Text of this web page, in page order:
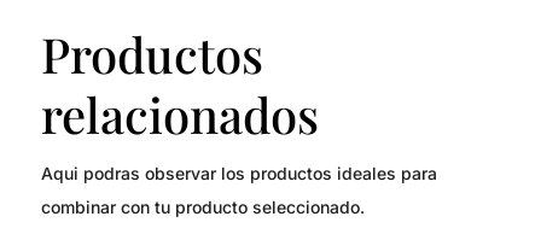
Productos
relacionados
Aqui podras observar los productos ideales para
combinar con tu producto seleccionado.